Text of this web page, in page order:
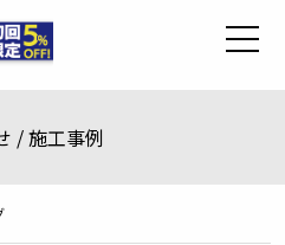
/ 施工事例